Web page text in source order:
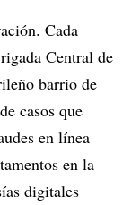
Cada
Central de
barrio de
casos que
en línea
en la
digitales